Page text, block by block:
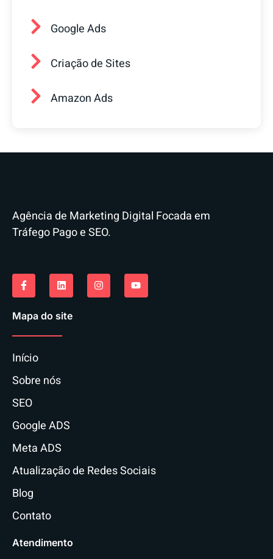
Google Ads
Criação de Sites
Amazon Ads
Agência de Marketing Digital Focada em
Tráfego Pago e SEO.
Mapa do site
Início
Sobre nós
SEO
Google ADS
Meta ADS
Atualização de Redes Sociais
Blog
Contato
Atendimento